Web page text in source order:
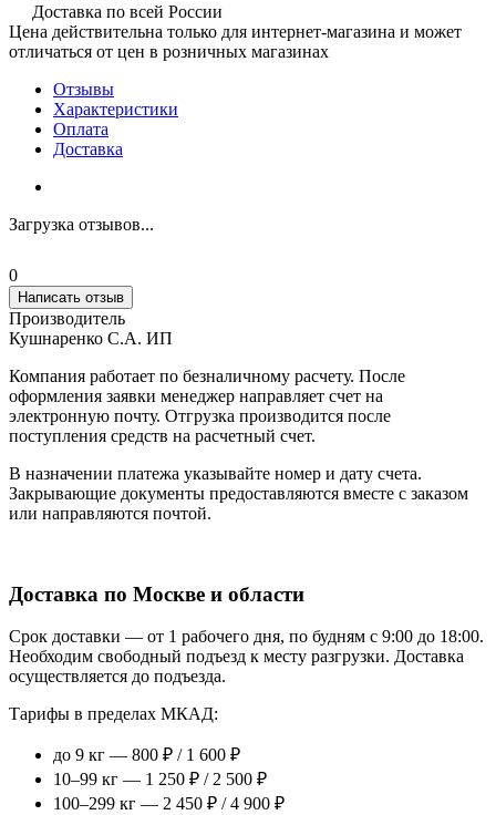
Доставка по всей России
Цена действительна только для интернет-магазина и может
отличаться от цен в розничных магазинах
Отзывы
Характеристики
Оплата
Доставка
Загрузка отзывов...
0
Написать отзыв
Производитель
Кушнаренко С.А. ИП
Компания работает по безналичному расчету. После
оформления заявки менеджер направляет счет на
электронную почту. Отгрузка производится после
поступления средств на расчетный счет.
В назначении платежа указывайте номер и дату счета.
Закрывающие документы предоставляются вместе с заказом
или направляются почтой.
Доставка по Москве и области
Срок доставки — от 1 рабочего дня, по будням с 9:00 до 18:00.
Необходим свободный подъезд к месту разгрузки. Доставка
осуществляется до подъезда.
Тарифы в пределах МКАД:
до 9 кг — 800 ₽ / 1 600 ₽
10–99 кг — 1 250 ₽ / 2 500 ₽
100–299 кг — 2 450 ₽ / 4 900 ₽